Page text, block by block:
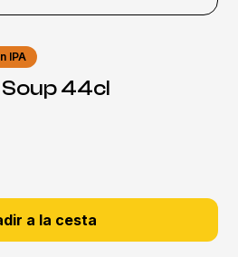
IPA
44cl
a la cesta